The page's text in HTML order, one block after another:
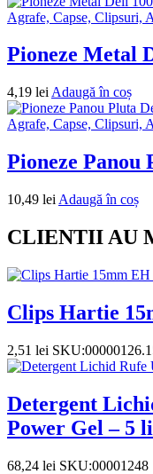
Agrafe, Capse, Clipsuri,
Pioneze Metal
4,19 lei Adaugă în coș
Agrafe, Capse, Clipsuri,
Pioneze Panou
10,49 lei Adaugă în coș
CLIENTII AU
Clips Hartie
2,51 lei
Detergent
Power Gel – 5
68,24 lei SKU:00001248